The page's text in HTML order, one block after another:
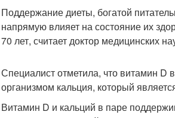
Поддержание диеты, богатой
напрямую влияет на состояние их
70 лет, считает доктор медицинских
Специалист отметила, что витамин
организмом кальция, который
Витамин D и кальций в паре